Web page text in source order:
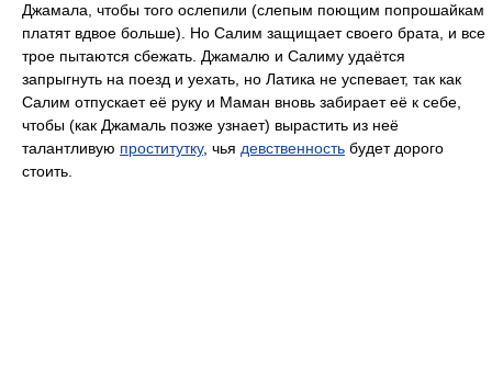
Джамала, чтобы того ослепили (слепым поющим попрошайкам
платят вдвое больше). Но Салим защищает своего брата, и все
трое пытаются сбежать. Джамалю и Салиму удаётся
запрыгнуть на поезд и уехать, но Латика не успевает, так как
Салим отпускает её руку и Маман вновь забирает её к себе,
чтобы (как Джамаль позже узнает) вырастить из неё
талантливую проститутку, чья девственность будет дорого
стоить.